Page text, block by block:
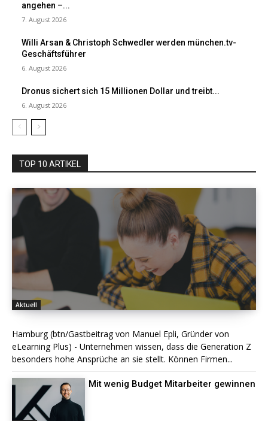
angehen –...
7. August 2026
Willi Arsan & Christoph Schwedler werden münchen.tv-
Geschäftsführer
6. August 2026
Dronus sichert sich 15 Millionen Dollar und treibt...
6. August 2026
TOP 10 ARTIKEL
Aktuell
Hamburg (btn/Gastbeitrag von Manuel Epli, Gründer von
eLearning Plus) - Unternehmen wissen, dass die Generation Z
besonders hohe Ansprüche an sie stellt. Können Firmen...
Mit wenig Budget Mitarbeiter gewinnen